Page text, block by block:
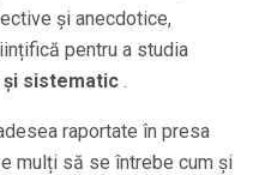
și anecdotice,
pentru a studia
sistematic .
raportate în presa
mulți să se întrebe cum și